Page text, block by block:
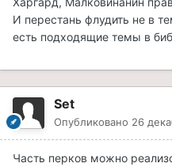
И перестань флудить не в
есть подходящие темы в
Set
Опубликовано 26
Часть перков можно